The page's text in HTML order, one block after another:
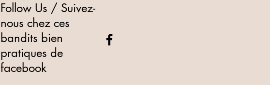
Follow Us / Suivez-
nous chez ces
bandits bien
pratiques de
facebook